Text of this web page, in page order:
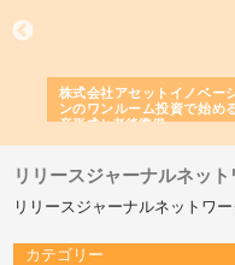
株式会社アセットイノベー
ンのワンルーム投資で始め
産形成と老後準備
リリースジャーナルネット
リリースジャーナルネットワー
カテゴリー